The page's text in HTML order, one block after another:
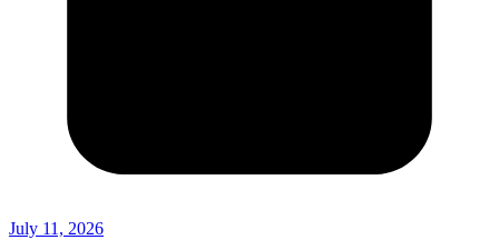
July 11, 2026